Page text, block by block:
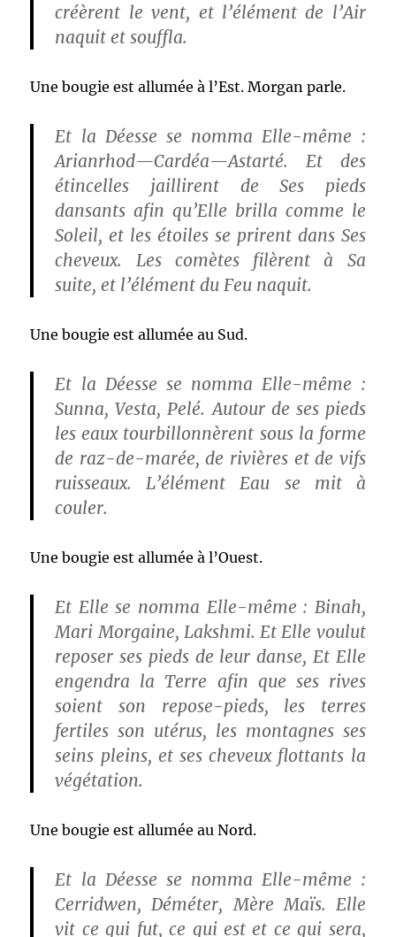
créèrent le vent, et l’élément de l’Air
naquit et souffla.
Une bougie est allumée à l’Est. Morgan parle.
Et la Déesse se nomma Elle-même :
Arianrhod—Cardéa—Astarté. Et des
étincelles jaillirent de Ses pieds
dansants afin qu’Elle brilla comme le
Soleil, et les étoiles se prirent dans Ses
cheveux. Les comètes filèrent à Sa
suite, et l’élément du Feu naquit.
Une bougie est allumée au Sud.
Et la Déesse se nomma Elle-même :
Sunna, Vesta, Pelé. Autour de ses pieds
les eaux tourbillonnèrent sous la forme
de raz-de-marée, de rivières et de vifs
ruisseaux. L’élément Eau se mit à
couler.
Une bougie est allumée à l’Ouest.
Et Elle se nomma Elle-même : Binah,
Mari Morgaine, Lakshmi. Et Elle voulut
reposer ses pieds de leur danse, Et Elle
engendra la Terre afin que ses rives
soient son repose-pieds, les terres
fertiles son utérus, les montagnes ses
seins pleins, et ses cheveux flottants la
végétation.
Une bougie est allumée au Nord.
Et la Déesse se nomma Elle-même :
Cerridwen, Déméter, Mère Maïs. Elle
vit ce qui fut, ce qui est et ce qui sera,